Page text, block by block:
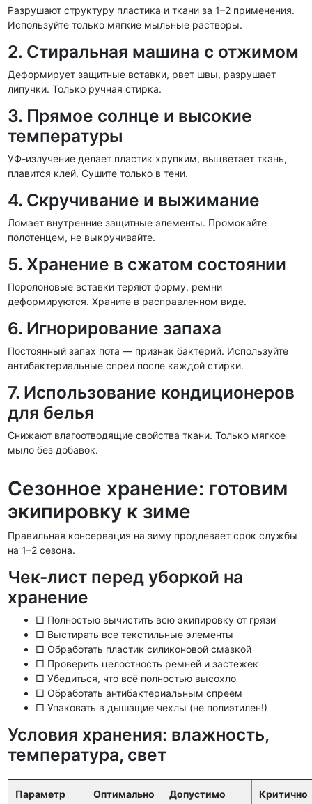
Разрушают структуру пластика и ткани за 1–2 применения.
Используйте только мягкие мыльные растворы.
2. Стиральная машина с отжимом
Деформирует защитные вставки, рвет швы, разрушает
липучки. Только ручная стирка.
3. Прямое солнце и высокие
температуры
УФ-излучение делает пластик хрупким, выцветает ткань,
плавится клей. Сушите только в тени.
4. Скручивание и выжимание
Ломает внутренние защитные элементы. Промокайте
полотенцем, не выкручивайте.
5. Хранение в сжатом состоянии
Поролоновые вставки теряют форму, ремни
деформируются. Храните в расправленном виде.
6. Игнорирование запаха
Постоянный запах пота — признак бактерий. Используйте
антибактериальные спреи после каждой стирки.
7. Использование кондиционеров
для белья
Снижают влагоотводящие свойства ткани. Только мягкое
мыло без добавок.
Сезонное хранение: готовим
экипировку к зиме
Правильная консервация на зиму продлевает срок службы
на 1–2 сезона.
Чек-лист перед уборкой на
хранение
□ Полностью вычистить всю экипировку от грязи
□ Выстирать все текстильные элементы
□ Обработать пластик силиконовой смазкой
□ Проверить целостность ремней и застежек
□ Убедиться, что всё полностью высохло
□ Обработать антибактериальным спреем
□ Упаковать в дышащие чехлы (не полиэтилен!)
Условия хранения: влажность,
температура, свет
Параметр Оптимально Допустимо Критично